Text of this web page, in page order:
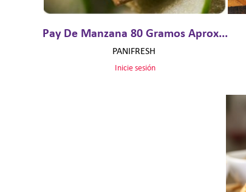
Pay De Manzana 80 Gramos Aprox...
PANIFRESH
Inicie sesión